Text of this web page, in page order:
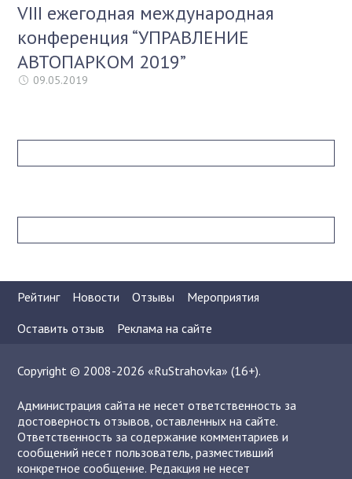
VIII ежегодная международная
конференция “УПРАВЛЕНИЕ
АВТОПАРКОМ 2019”
09.05.2019
Рейтинг Новости Отзывы
Мероприятия
Оставить отзыв
Реклама на сайте
Copyright © 2008-2026 «RuStrahovka» (16+).
Администрация сайта не несет ответственность за
достоверность отзывов, оставленных на сайте.
Ответственность за содержание комментариев и
сообщений несет пользователь, разместивший
конкретное сообщение. Редакция не несет